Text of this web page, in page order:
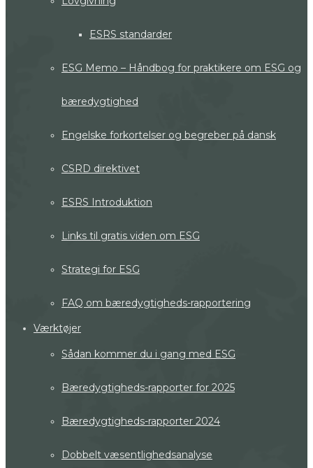
ESRS standarder
ESG Memo – Håndbog for praktikere om ESG og
bæredygtighed
Engelske forkortelser og begreber på dansk
CSRD direktivet
ESRS Introduktion
Links til gratis viden om ESG
Strategi for ESG
FAQ om bæredygtigheds-rapportering
Værktøjer
Sådan kommer du i gang med ESG
Bæredygtigheds-rapporter for 2025
Bæredygtigheds-rapporter 2024
Dobbelt væsentlighedsanalyse